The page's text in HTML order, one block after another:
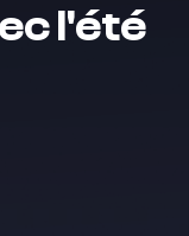
l'été